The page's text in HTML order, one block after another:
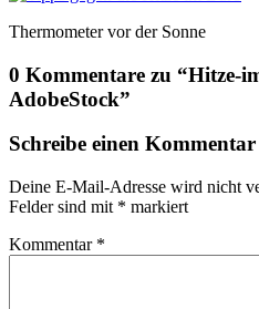
Thermometer vor der Sonne
0 Kommentare zu “Hitze-
AdobeStock”
Schreibe einen Kommentar
Deine E-Mail-Adresse wird nicht
Felder sind mit * markiert
Kommentar *